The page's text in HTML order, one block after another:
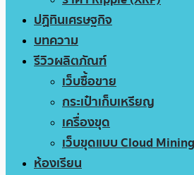
ปฏิทินเศรษฐกิจ
บทความ
รีวิวผลิตภัณฑ์
เว็บซื้อขาย
กระเป๋าเก็บเหรียญ
เครื่องขุด
เว็บขุดแบบ Cloud Mining
ห้องเรียน